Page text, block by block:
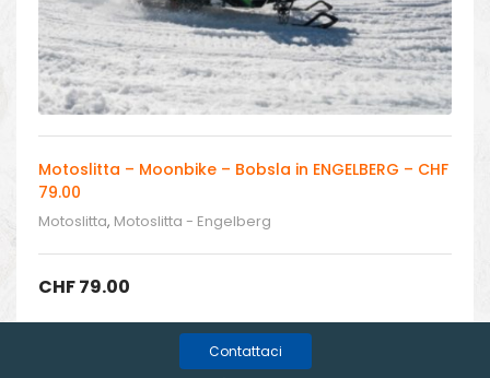
Motoslitta – Moonbike – Bobsla in ENGELBERG – CHF
79.00
Motoslitta, Motoslitta - Engelberg
CHF79.00
Contattaci